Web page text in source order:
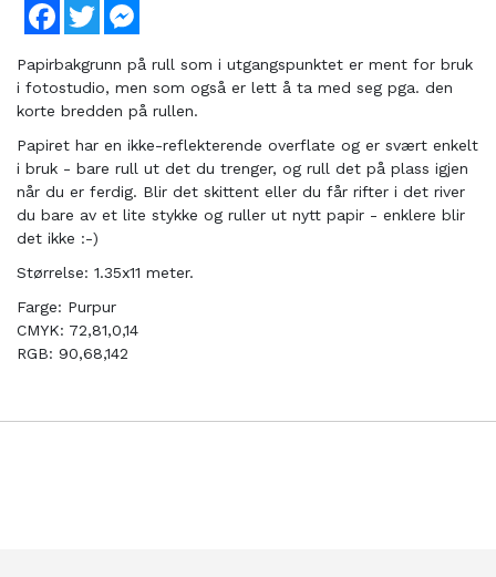
Facebook
Twitter
Papirbakgrunn på rull som i utgangspunktet er ment for bruk
i fotostudio, men som også er lett å ta med seg pga. den
korte bredden på rullen.
Papiret har en ikke-reflekterende overflate og er svært enkelt
i bruk - bare rull ut det du trenger, og rull det på plass igjen
når du er ferdig. Blir det skittent eller du får rifter i det river
du bare av et lite stykke og ruller ut nytt papir - enklere blir
det ikke :-)
Størrelse: 1.35x11 meter.
Farge: Purpur
CMYK: 72,81,0,14
RGB: 90,68,142